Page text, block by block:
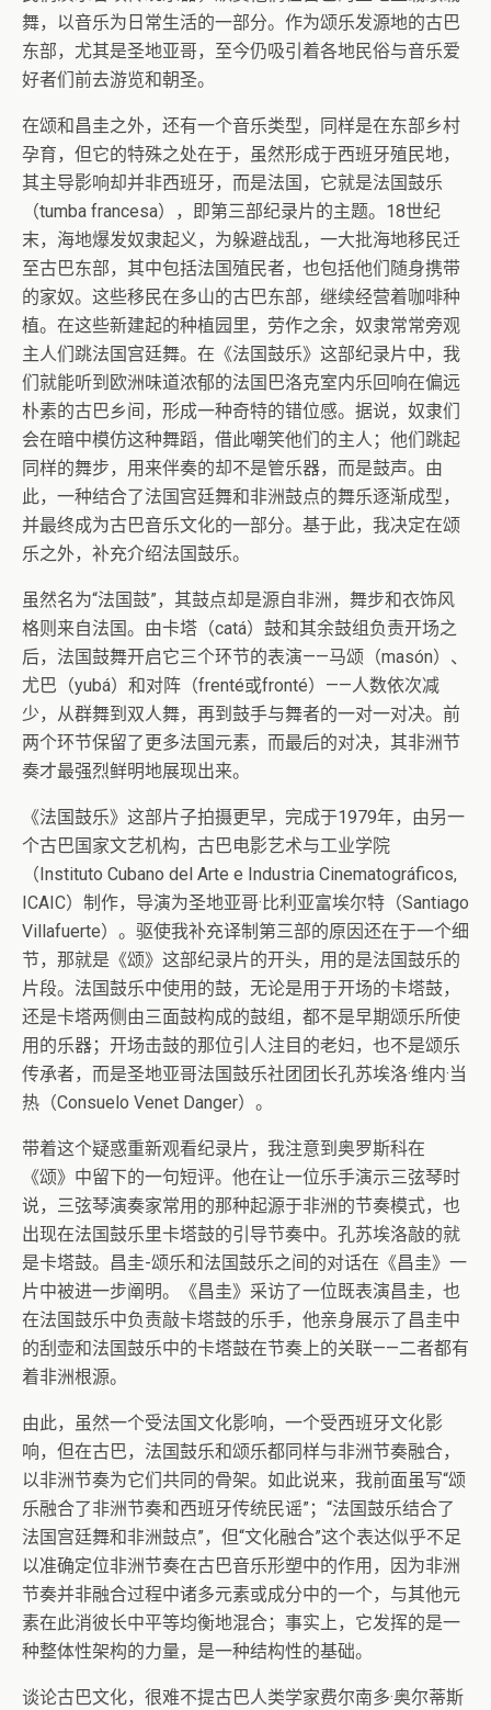
舞，以音乐为日常生活的一部分。作为颂乐发源地的古巴
东部，尤其是圣地亚哥，至今仍吸引着各地民俗与音乐爱
好者们前去游览和朝圣。
在颂和昌圭之外，还有一个音乐类型，同样是在东部乡村
孕育，但它的特殊之处在于，虽然形成于西班牙殖民地，
其主导影响却并非西班牙，而是法国，它就是法国鼓乐
（tumba francesa），即第三部纪录片的主题。18世纪
末，海地爆发奴隶起义，为躲避战乱，一大批海地移民迁
至古巴东部，其中包括法国殖民者，也包括他们随身携带
的家奴。这些移民在多山的古巴东部，继续经营着咖啡种
植。在这些新建起的种植园里，劳作之余，奴隶常常旁观
主人们跳法国宫廷舞。在《法国鼓乐》这部纪录片中，我
们就能听到欧洲味道浓郁的法国巴洛克室内乐回响在偏远
朴素的古巴乡间，形成一种奇特的错位感。据说，奴隶们
会在暗中模仿这种舞蹈，借此嘲笑他们的主人；他们跳起
同样的舞步，用来伴奏的却不是管乐器，而是鼓声。由
此，一种结合了法国宫廷舞和非洲鼓点的舞乐逐渐成型，
并最终成为古巴音乐文化的一部分。基于此，我决定在颂
乐之外，补充介绍法国鼓乐。
虽然名为“法国鼓”，其鼓点却是源自非洲，舞步和衣饰风
格则来自法国。由卡塔（catá）鼓和其余鼓组负责开场之
后，法国鼓舞开启它三个环节的表演——马颂（masón）、
尤巴（yubá）和对阵（frenté或fronté）——人数依次减
少，从群舞到双人舞，再到鼓手与舞者的一对一对决。前
两个环节保留了更多法国元素，而最后的对决，其非洲节
奏才最强烈鲜明地展现出来。
《法国鼓乐》这部片子拍摄更早，完成于1979年，由另一
个古巴国家文艺机构，古巴电影艺术与工业学院
（Instituto Cubano del Arte e Industria Cinematográficos,
ICAIC）制作，导演为圣地亚哥·比利亚富埃尔特（Santiago
Villafuerte）。驱使我补充译制第三部的原因还在于一个细
节，那就是《颂》这部纪录片的开头，用的是法国鼓乐的
片段。法国鼓乐中使用的鼓，无论是用于开场的卡塔鼓，
还是卡塔两侧由三面鼓构成的鼓组，都不是早期颂乐所使
用的乐器；开场击鼓的那位引人注目的老妇，也不是颂乐
传承者，而是圣地亚哥法国鼓乐社团团长孔苏埃洛·维内·当
热（Consuelo Venet Danger）。
带着这个疑惑重新观看纪录片，我注意到奥罗斯科在
《颂》中留下的一句短评。他在让一位乐手演示三弦琴时
说，三弦琴演奏家常用的那种起源于非洲的节奏模式，也
出现在法国鼓乐里卡塔鼓的引导节奏中。孔苏埃洛敲的就
是卡塔鼓。昌圭-颂乐和法国鼓乐之间的对话在《昌圭》一
片中被进一步阐明。《昌圭》采访了一位既表演昌圭，也
在法国鼓乐中负责敲卡塔鼓的乐手，他亲身展示了昌圭中
的刮壶和法国鼓乐中的卡塔鼓在节奏上的关联——二者都有
着非洲根源。
由此，虽然一个受法国文化影响，一个受西班牙文化影
响，但在古巴，法国鼓乐和颂乐都同样与非洲节奏融合，
以非洲节奏为它们共同的骨架。如此说来，我前面虽写“颂
乐融合了非洲节奏和西班牙传统民谣”；“法国鼓乐结合了
法国宫廷舞和非洲鼓点”，但“文化融合”这个表达似乎不足
以准确定位非洲节奏在古巴音乐形塑中的作用，因为非洲
节奏并非融合过程中诸多元素或成分中的一个，与其他元
素在此消彼长中平等均衡地混合；事实上，它发挥的是一
种整体性架构的力量，是一种结构性的基础。
谈论古巴文化，很难不提古巴人类学家费尔南多·奥尔蒂斯